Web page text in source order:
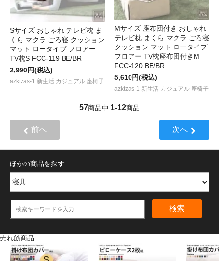
Sサイズ おしゃれ テレビ枕 ま
くら マクラ ごろ寝 クッション
マット ロータイプ フロアー
TV枕S FCC-119 BE/BR
2,990円(税込)
azktzas-1 新生活 カジュアル 座椅子
Mサイズ 座布団付き おしゃれ
テレビ枕 まくら マクラ ごろ寝
クッション マット ロータイプ
フロアー TV枕座布団付きM
FCC-120 BE/BR
5,610円(税込)
azktzas-1 新生活 カジュアル 座椅子
57商品中 1-12商品
前へ 次へ
ほかの商品を探す
検索
売れ筋商品